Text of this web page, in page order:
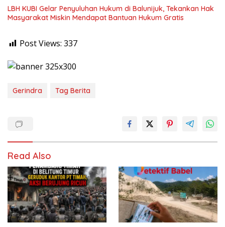
LBH KUBI Gelar Penyuluhan Hukum di Balunijuk, Tekankan Hak
Masyarakat Miskin Mendapat Bantuan Hukum Gratis
Post Views: 337
Gerindra Tag Berita
Read Also